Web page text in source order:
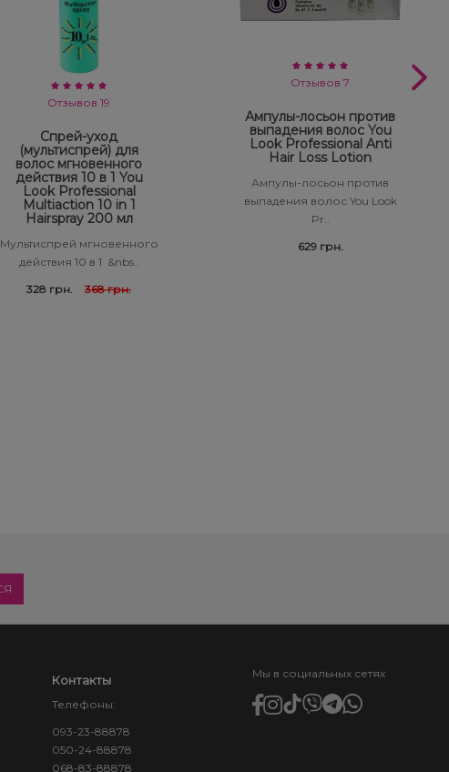
Отзывов 19
Спрей-уход
(мультиспрей) для
волос мгновенного
действия 10 в 1 You
Look Professional
Multiaction 10 in 1
Hairspray 200 мл
Мультиспрей мгновенного
действия 10 в 1 &nbs..
328 грн.
368 грн.
Отзывов 7
Ампулы-лосьон против
выпадения волос You
Look Professional Anti
Hair Loss Lotion
Ампулы-лосьон против
выпадения волос You Look
Pr..
629 грн.
Контакты
Телефоны:
093-23-88878
050-24-88878
068-83-88878
Мы в социальных сетях